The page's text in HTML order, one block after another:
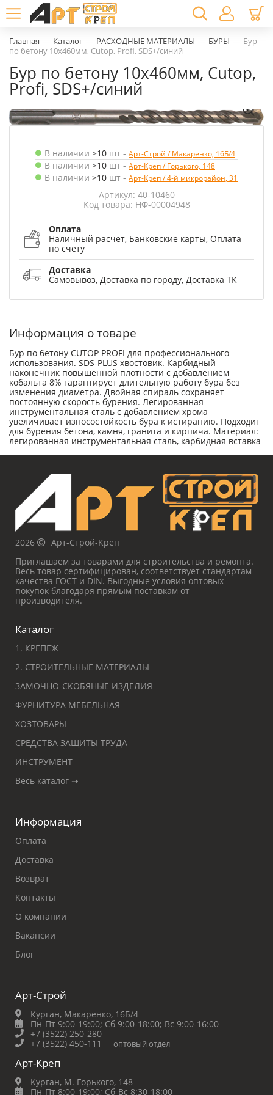
Главная — Каталог — РАСХОДНЫЕ МАТЕРИАЛЫ — БУРЫ — Бур
по бетону 10х460мм, Cutop, Profi, SDS+/синий
Бур по бетону 10х460мм, Cutop,
Profi, SDS+/синий
В наличии >10 шт - Арт-Строй / Макаренко, 16Б/4
В наличии >10 шт - Арт-Креп / Горького, 148
В наличии >10 шт - Арт-Креп / 4-й микрорайон, 31
Артикул: 40-10460
Код товара: НФ-00004948
Оплата
Наличный расчет, Банковские карты, Оплата
по счёту
Доставка
Самовывоз, Доставка по городу, Доставка ТК
Информация о товаре
Бур по бетону CUTOP PROFI для профессионального
использования. SDS-PLUS хвостовик. Карбидный
наконечник повышенной плотности с добавлением
кобальта 8% гарантирует длительную работу бура без
изменения диаметра. Двойная спираль сохраняет
постоянную скорость бурения. Легированная
инструментальная сталь с добавлением хрома
увеличивает износостойкость бура к истиранию. Подходит
для бурения бетона, камня, гранита и кирпича. Материал:
легированная инструментальная сталь, карбидная вставка
2026
Арт-Строй-Креп
Приглашаем за товарами для строительства и ремонта.
Весь товар сертифицирован, соответствует стандартам
качества ГОСТ и DIN. Выгодные условия оптовых
покупок благодаря прямым поставкам от
производителя.
Каталог
1. КРЕПЕЖ
2. СТРОИТЕЛЬНЫЕ МАТЕРИАЛЫ
ЗАМОЧНО-СКОБЯНЫЕ ИЗДЕЛИЯ
ФУРНИТУРА МЕБЕЛЬНАЯ
ХОЗТОВАРЫ
СРЕДСТВА ЗАЩИТЫ ТРУДА
ИНСТРУМЕНТ
Весь каталог ➝
Информация
Оплата
Доставка
Возврат
Контакты
О компании
Вакансии
Блог
Арт-Строй
Курган, Макаренко, 16Б/4
Пн-Пт 9:00-19:00; Сб 9:00-18:00; Вс 9:00-16:00
+7 (3522) 250-280
+7 (3522) 450-111
оптовый отдел
Арт-Креп
Курган, М. Горького, 148
Пн-Пт 8:00-19:00; Сб-Вс 8:30-18:00